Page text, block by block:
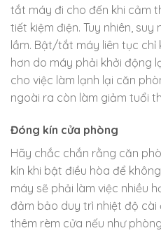
tắt máy đi cho đến khi cảm
tiết kiệm điện. Tuy nhiên,
lầm. Bật/tắt máy liên tục chỉ
hơn do máy phải khởi động
cho việc làm lạnh lại căn
ngoài ra còn làm giảm tuổi
Đóng kín cửa phòng
Hãy chắc chắn rằng căn
kín khi bật điều hòa để
máy sẽ phải làm việc nhiều
đảm bảo duy trì nhiệt độ cài
thêm rèm cửa nếu như